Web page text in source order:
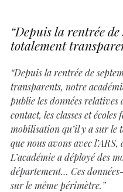
“Depuis la rentrée
totalement
“Depuis la rentrée de
transparents, notre
publie les données relatives
contact, les classes et
mobilisation qu’il y a sur le
que nous avons avec
L’académie a déployé des
département… Ces
sur le même périmètre.”